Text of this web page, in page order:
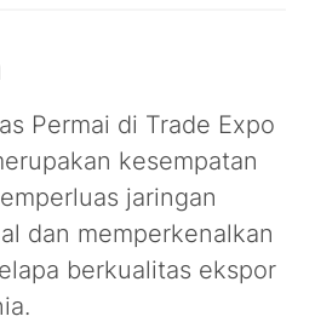
Permai di Trade Expo
kesempatan
jaringan
dan memperkenalkan
berkualitas ekspor